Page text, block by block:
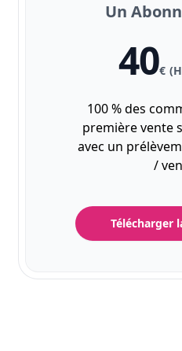
Un
40€
100 % des
première vente
avec un
/
Télécharger